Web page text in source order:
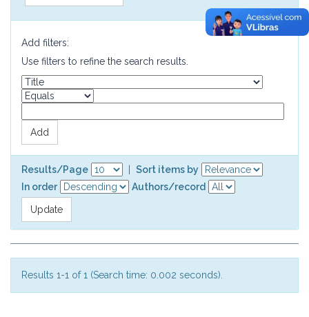
Add filters:
Use filters to refine the search results.
Results/Page
Sort items by
In order
Authors/record
Results 1-1 of 1 (Search time: 0.002 seconds).